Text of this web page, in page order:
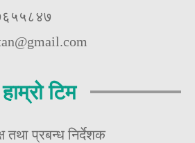
हाम्रो टिम
तथा प्रबन्ध निर्देशक